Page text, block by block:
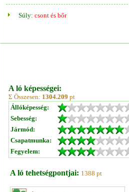
Súly: csont és bőr
A ló képességei:
Σ Összesen: 1304.209 pt
Állóképesség:
Sebesség:
Jármód:
Csapatmunka:
Fegyelem:
A ló tehetségpontjai: 1388 pt